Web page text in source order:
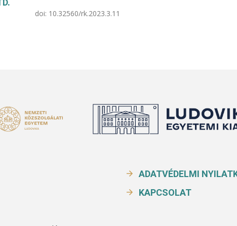
doi: 10.32560/rk.2023.3.11
ADATVÉDELMI
KAPCSOLAT